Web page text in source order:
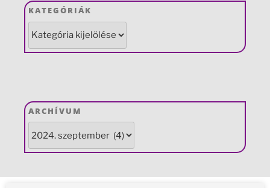
KATEGÓRIÁK
ARCHÍVUM